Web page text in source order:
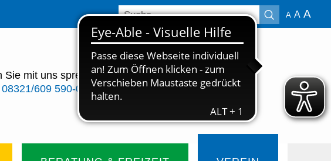
Suchbegriffe A A A
Sie mit uns sprechen?
08321/609 590-0 Jetzt spenden